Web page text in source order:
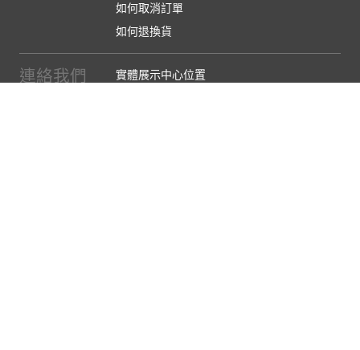
如何取消訂單
如何退換貨
連絡我們
實體展示中心位置